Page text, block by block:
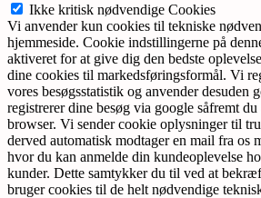
Ikke kritisk nødvendige Cookies
Vi anvender kun cookies til tekniske
hjemmeside. Cookie indstillingerne på
aktiveret for at give dig den bedste
dine cookies til markedsføringsformål. Vi
vores besøgsstatistik og anvender desuden
registrerer dine besøg via google såfremt
browser. Vi sender cookie oplysninger til
derved automatisk modtager en mail fra os
hvor du kan anmelde din kundeoplevelse
kunder. Dette samtykker du til ved at
bruger cookies til de helt nødvendige